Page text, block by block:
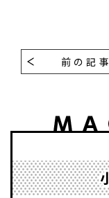
前の記事